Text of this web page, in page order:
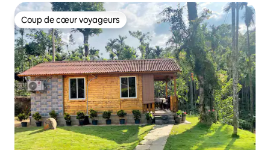
Coup de cœur voyageurs
Coup de cœur voyageurs